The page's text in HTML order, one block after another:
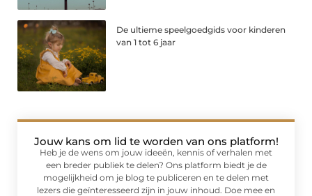
De ultieme speelgoedgids voor kinderen
van 1 tot 6 jaar
Jouw kans om lid te worden van ons platform!
Heb je de wens om jouw ideeën, kennis of verhalen met
een breder publiek te delen? Ons platform biedt je de
mogelijkheid om je blog te publiceren en te delen met
lezers die geïnteresseerd zijn in jouw inhoud. Doe mee en